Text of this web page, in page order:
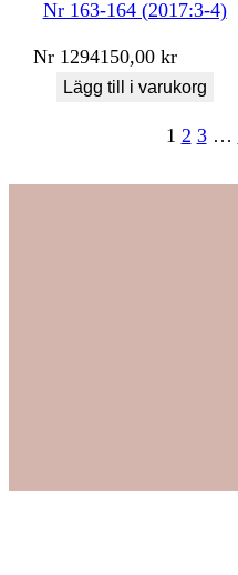
Nr 163-164 (2017:3-4)
Nr 1294150,00kr
Lägg till i varukorg
1 2 3 …